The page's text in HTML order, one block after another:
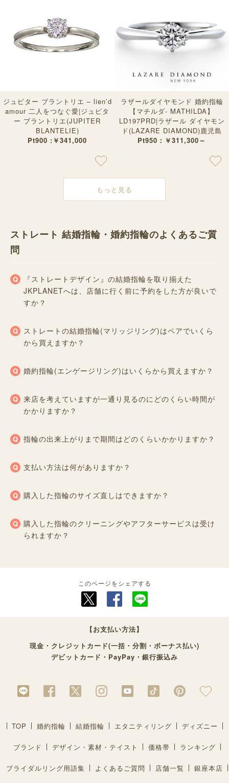
ジュピター ブラントリエ – lien’d
amour 二人をつなぐ愛|ジュピタ
ー ブラントリエ(JUPITER
BLANTELIE)
Pt900 :￥341,000
ラザールダイヤモンド 婚約指輪
【マチルダ- MATHILDA】
LD197PRD|ラザール ダイヤモン
ド(LAZARE DIAMOND)鹿児島
Pt950：￥311,300～
もっと見る
ストレート 結婚指輪・婚約指輪のよくあるご質
問
『ストレートデザイン』の結婚指輪を取り揃えた
JKPLANETへは、店舗に行く前に予約をした方が良いで
すか？
ストレートの結婚指輪(マリッジリング)はペアでいくら
から買えますか？
婚約指輪(エンゲージリング)はいくらから買えますか？
来店を考えていますが一通り見るのにどのくらい時間が
かかりますか？
指輪の出来上がりまで期間はどのくらいかかりますか？
支払い方法は何がありますか？
購入した指輪のサイズ直しはできますか？
購入した指輪のクリーニングやアフターサービスは受け
られますか？
このページをシェアする
【お支払い方法】
現金・クレジットカード(一括・分割・ボーナス払い)
デビットカード・PayPay・銀行振込み
TOP 婚約指輪 結婚指輪 エタニティリング ディズニー
ブランド デザイン・素材・テイスト 価格帯 ランキング
ブライダルリング用語集 よくあるご質問 店舗一覧 銀座本店